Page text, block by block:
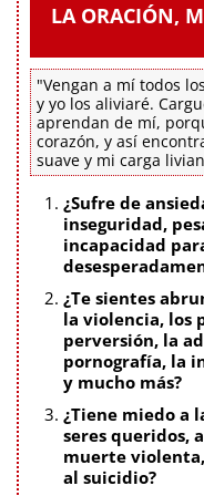
LA ORACIÓN,
"Vengan a mí todos
y yo los aliviaré.
aprendan de mí,
corazón, y así
suave y mi carga
¿Sufre de
inseguridad,
incapacidad
¿Te sientes
la violencia, los
perversión, la
pornografía, la
y mucho más?
¿Tiene miedo a
seres queridos,
muerte
al suicidio?